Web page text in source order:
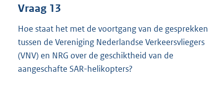
Vraag 13
Hoe staat het met de voortgang van de gesprekken
tussen de Vereniging Nederlandse Verkeersvliegers
(VNV) en NRG over de geschiktheid van de
aangeschafte SAR-helikopters?